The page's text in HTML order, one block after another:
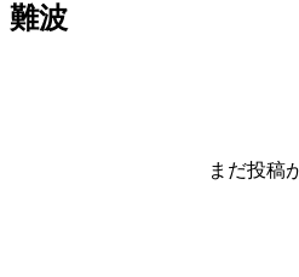
難波
まだ投稿